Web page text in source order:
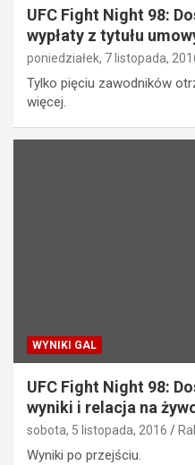
UFC Fight Night 98:
wypłaty z tytułu
poniedziałek, 7 listopada,
Tylko pięciu zawodników
więcej.
WYNIKI GAL
UFC Fight Night 98:
wyniki i relacja na
sobota, 5 listopada, 2016
Wyniki po przejściu.